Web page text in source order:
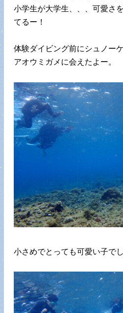
小学生が大学生、、、可愛さ
てるー！
体験ダイビング前にシュノーケ
アオウミガメに会えたよー。
小さめでとっても可愛い子でし